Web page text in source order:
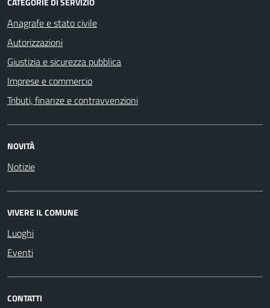
Anagrafe e stato civile
Autorizzazioni
Giustizia e sicurezza pubblica
Imprese e commercio
Tributi, finanze e contravvenzioni
NOVITÀ
Notizie
VIVERE IL COMUNE
Luoghi
Eventi
CONTATTI